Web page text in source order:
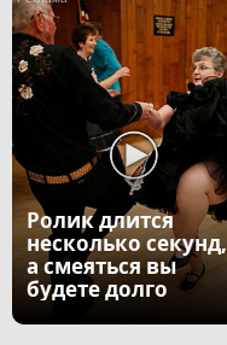
Ролик длится
несколько секунд,
а смеяться вы
будете долго